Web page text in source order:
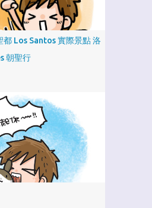
都 Los Santos 實際景點 洛
朝聖行